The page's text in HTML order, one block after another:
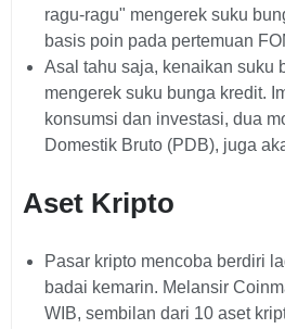
ragu-ragu" mengerek suku
basis poin pada pertemuan
Asal tahu saja, kenaikan suku
mengerek suku bunga kredit.
konsumsi dan investasi, dua
Domestik Bruto (PDB), juga
Aset Kripto
Pasar kripto mencoba berdiri
badai kemarin. Melansir
WIB, sembilan dari 10 aset